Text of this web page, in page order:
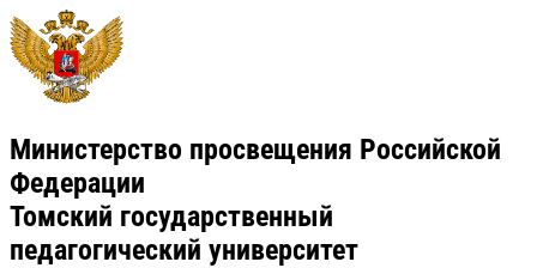
Министерство просвещения Российской
Федерации
Томский государственный
педагогический университет